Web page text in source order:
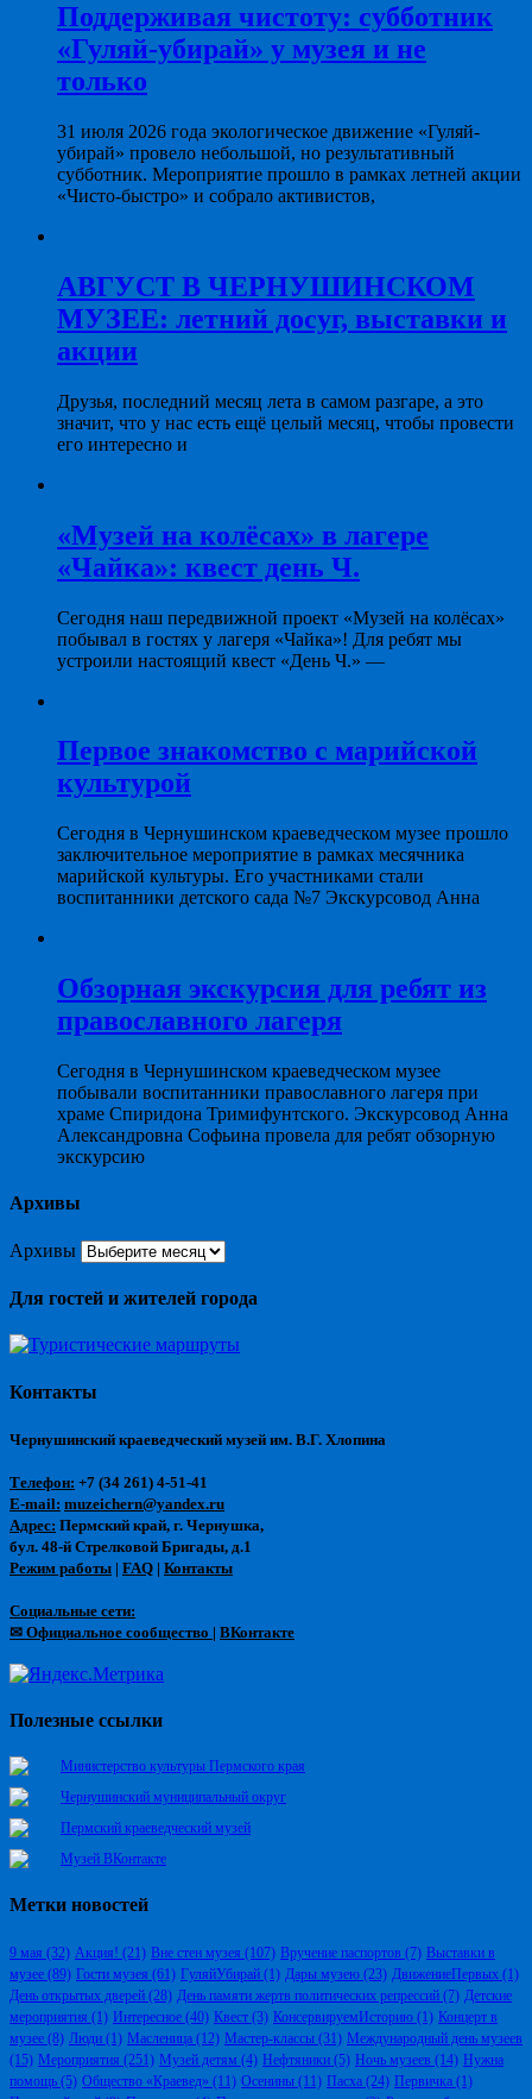
Поддерживая чистоту: субботник
«Гуляй-убирай» у музея и не
только
31 июля 2026 года экологическое движение «Гуляй-
убирай» провело небольшой, но результативный
субботник. Мероприятие прошло в рамках летней акции
«Чисто-быстро» и собрало активистов,
АВГУСТ В ЧЕРНУШИНСКОМ
МУЗЕЕ: летний досуг, выставки и
акции
Друзья, последний месяц лета в самом разгаре, а это
значит, что у нас есть ещё целый месяц, чтобы провести
его интересно и
«Музей на колёсах» в лагере
«Чайка»: квест день Ч.
Сегодня наш передвижной проект «Музей на колёсах»
побывал в гостях у лагеря «Чайка»! Для ребят мы
устроили настоящий квест «День Ч.» —
Первое знакомство с марийской
культурой
Сегодня в Чернушинском краеведческом музее прошло
заключительное мероприятие в рамках месячника
марийской культуры. Его участниками стали
воспитанники детского сада №7 Экскурсовод Анна
Обзорная экскурсия для ребят из
православного лагеря
Сегодня в Чернушинском краеведческом музее
побывали воспитанники православного лагеря при
храме Спиридона Тримифунтского. Экскурсовод Анна
Александровна Софьина провела для ребят обзорную
экскурсию
Архивы
Архивы
Для гостей и жителей города
Контакты
Чернушинский краеведческий музей им. В.Г. Хлопина
Телефон: +7 (34 261) 4-51-41
E-mail: muzeichern@yandex.ru
Адрес: Пермский край, г. Чернушка,
бул. 48-й Стрелковой Бригады, д.1
Режим работы | FAQ | Контакты
Социальные сети:
✉ Официальное сообщество | ВКонтакте
Полезные ссылки
Министерство культуры Пермского края
Чернушинский муниципальный округ
Пермский краеведческий музей
Музей ВКонтакте
Метки новостей
9 мая (32) Акция! (21) Вне стен музея (107) Вручение паспортов (7) Выставки в
музее (89) Гости музея (61) ГуляйУбирай (1) Дары музею (23) ДвижениеПервых (1)
День открытых дверей (28) День памяти жертв политических репрессий (7) Детские
мероприятия (1) Интересное (40) Квест (3) КонсервируемИсторию (1) Концерт в
музее (8) Люди (1) Масленица (12) Мастер-классы (31) Международный день музеев
(15) Мероприятия (251) Музей детям (4) Нефтяники (5) Ночь музеев (14) Нужна
помощь (5) Общество «Краевед» (11) Осенины (11) Пасха (24) Первичка (1)